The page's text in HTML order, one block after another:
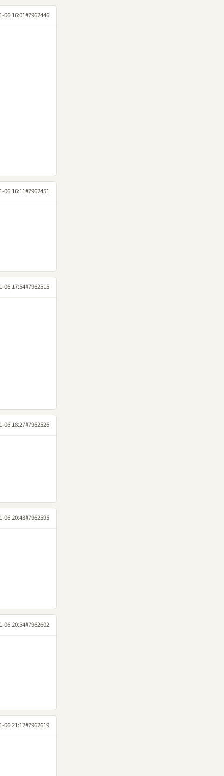
06 16:01#7962446
06 16:11#7962451
06 17:54#7962515
06 18:27#7962526
06 20:43#7962595
06 20:54#7962602
06 21:12#7962619